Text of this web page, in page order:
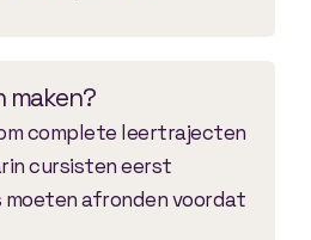
maken?
complete leertrajecten
cursisten eerst
moeten afronden voordat